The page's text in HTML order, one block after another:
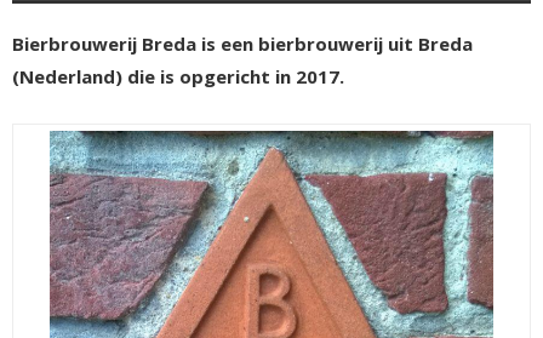
Bierbrouwerij Breda is een bierbrouwerij uit Breda
(Nederland) die is opgericht in 2017.